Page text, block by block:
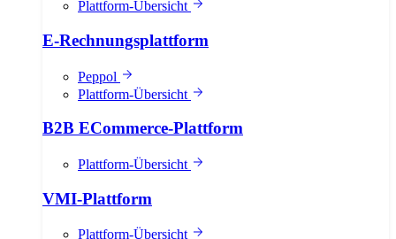
Plattform-Übersicht
E-Rechnungsplattform
Peppol
Plattform-Übersicht
B2B ECommerce-Plattform
Plattform-Übersicht
VMI-Plattform
Plattform-Übersicht